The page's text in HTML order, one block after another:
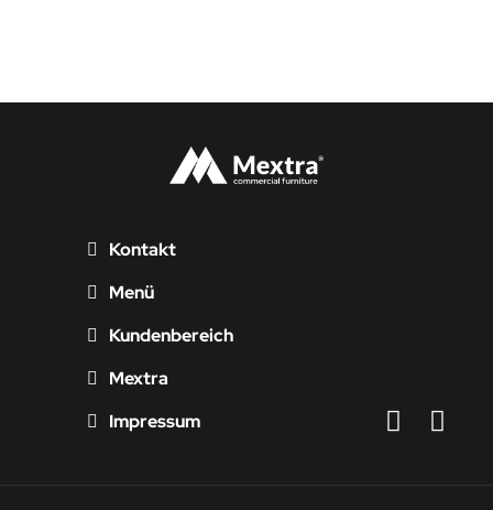
Kontakt
Menü
Kundenbereich
Mextra
Impressum